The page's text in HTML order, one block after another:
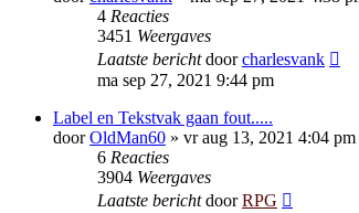
4 Reacties
3451 Weergaves
Laatste berichtdoorcharlesvank
ma sep 27, 2021 9:44 pm
Label en Tekstvak gaan fout.....
doorOldMan60 » vr aug 13, 2021 4:04 pm
6 Reacties
3904 Weergaves
Laatste berichtdoorRPG